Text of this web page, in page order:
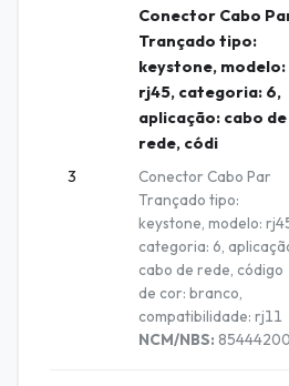
3
Conector Cabo
Trançado tipo:
keystone, modelo:
rj45, categoria: 6,
aplicação: cabo de
rede, códi
Conector Cabo Par
Trançado tipo:
keystone, modelo:
categoria: 6,
cabo de rede, código
de cor: branco,
compatibilidade: rj11
NCM/NBS: 85444200